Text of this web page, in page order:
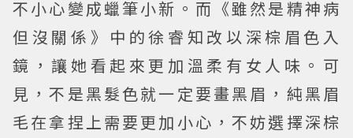
不小心變成蠟筆小新。而《雖然是精神病
但沒關係》中的徐睿知改以深棕眉色入
鏡，讓她看起來更加溫柔有女人味。可
見，不是黑髮色就一定要畫黑眉，純黑眉
毛在拿捏上需要更加小心，不妨選擇深棕